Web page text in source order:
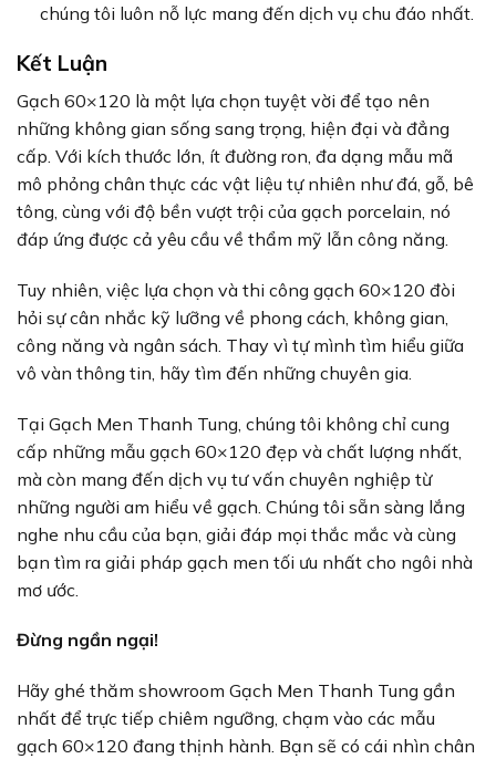
chúng tôi luôn nỗ lực mang đến dịch vụ chu đáo nhất.
Kết Luận
Gạch 60×120 là một lựa chọn tuyệt vời để tạo nên
những không gian sống sang trọng, hiện đại và đẳng
cấp. Với kích thước lớn, ít đường ron, đa dạng mẫu mã
mô phỏng chân thực các vật liệu tự nhiên như đá, gỗ, bê
tông, cùng với độ bền vượt trội của gạch porcelain, nó
đáp ứng được cả yêu cầu về thẩm mỹ lẫn công năng.
Tuy nhiên, việc lựa chọn và thi công gạch 60×120 đòi
hỏi sự cân nhắc kỹ lưỡng về phong cách, không gian,
công năng và ngân sách. Thay vì tự mình tìm hiểu giữa
vô vàn thông tin, hãy tìm đến những chuyên gia.
Tại Gạch Men Thanh Tung, chúng tôi không chỉ cung
cấp những mẫu gạch 60×120 đẹp và chất lượng nhất,
mà còn mang đến dịch vụ tư vấn chuyên nghiệp từ
những người am hiểu về gạch. Chúng tôi sẵn sàng lắng
nghe nhu cầu của bạn, giải đáp mọi thắc mắc và cùng
bạn tìm ra giải pháp gạch men tối ưu nhất cho ngôi nhà
mơ ước.
Đừng ngần ngại!
Hãy ghé thăm showroom Gạch Men Thanh Tung gần
nhất để trực tiếp chiêm ngưỡng, chạm vào các mẫu
gạch 60×120 đang thịnh hành. Bạn sẽ có cái nhìn chân